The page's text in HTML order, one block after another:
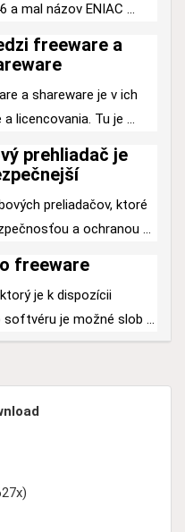
a mal názov ENIAC ...
freeware a
a shareware je v ich
licencovania. Tu je ...
prehliadač je
preliadačov, ktoré
a ochranou ...
freeware
je k dispozícii
je možné slob ...